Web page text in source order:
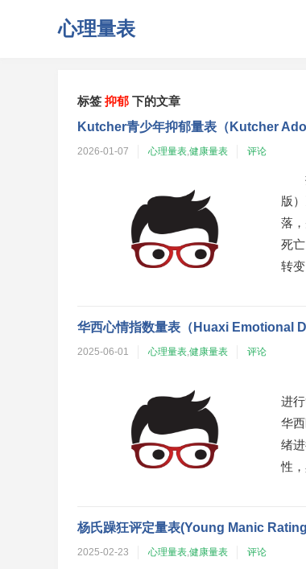
心理量表
标签 抑郁 下的文章
Kutcher青少年抑郁量表（Kutcher
2026-01-07 心理量表,健康量表 评论
版
落
死
转
华西心情指数量表（Huaxi Emotional
2025-06-01 心理量表,健康量表 评论
进
华
绪
性
杨氏躁狂评定量表(Young Manic
2025-02-23 心理量表,健康量表 评论